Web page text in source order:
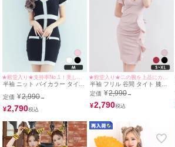
半袖 ニット バイカラー タイト
対応) | myMinette/マイミネッ
定価 ¥2,990→
¥2,790
半袖 フリル 谷間 タイト 膝丈
ドレス (せいせい着用/S~XLサ
イズ対応) | myMinette/マイミ
ネット
定価 ¥2,990→
¥2,790